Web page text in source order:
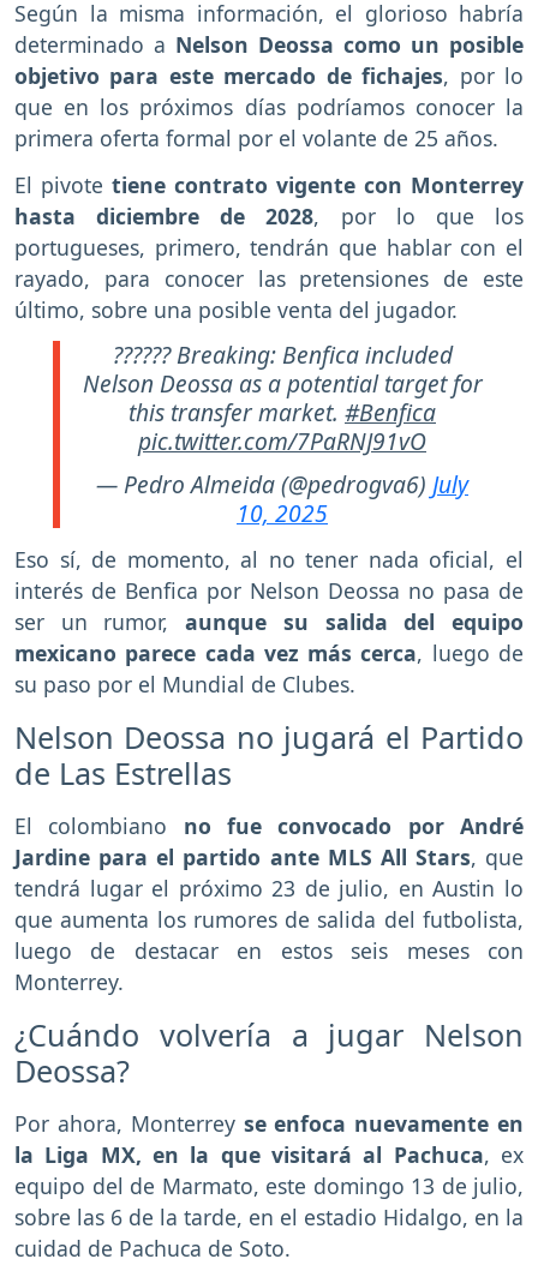
Según la misma información, el glorioso habría
determinado a Nelson Deossa como un posible
objetivo para este mercado de fichajes, por lo
que en los próximos días podríamos conocer la
primera oferta formal por el volante de 25 años.
El pivote tiene contrato vigente con Monterrey
hasta diciembre de 2028, por lo que los
portugueses, primero, tendrán que hablar con el
rayado, para conocer las pretensiones de este
último, sobre una posible venta del jugador.
?????? Breaking: Benfica included
Nelson Deossa as a potential target for
this transfer market. #Benfica
pic.twitter.com/7PaRNJ91vO
— Pedro Almeida (@pedrogva6) July
10, 2025
Eso sí, de momento, al no tener nada oficial, el
interés de Benfica por Nelson Deossa no pasa de
ser un rumor,aunque su salida del equipo
mexicano parece cada vez más cerca, luego de
su paso por el Mundial de Clubes.
Nelson Deossa no jugará el Partido
de Las Estrellas
El colombiano no fue convocado por André
Jardine para el partido ante MLS All Stars, que
tendrá lugar el próximo 23 de julio, en Austin lo
que aumenta los rumores de salida del futbolista,
luego de destacar en estos seis meses con
Monterrey.
¿Cuándo volvería a jugar Nelson
Deossa?
Por ahora, Monterrey se enfoca nuevamente en
la Liga MX, en la que visitará al Pachuca, ex
equipo del de Marmato, este domingo 13 de julio,
sobre las 6 de la tarde, en el estadio Hidalgo, en la
cuidad de Pachuca de Soto.